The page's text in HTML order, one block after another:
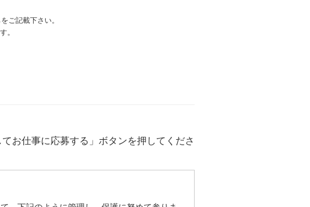
ご記載下さい。
お仕事に応募する」ボタンを押してくださ